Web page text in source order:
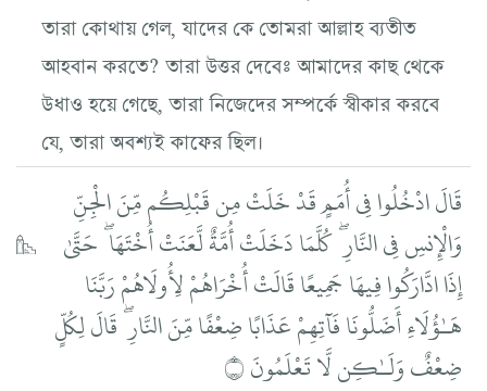
তারা কোথায় গেল, যাদের কে তোমরা আল্লাহ ব্যতীত
আহবান করতে? তারা উত্তর দেবেঃ আমাদের কাছ থেকে
উধাও হয়ে গেছে, তারা নিজেদের সম্পর্কে স্বীকার করবে
যে, তারা অবশ্যই কাফের ছিল।
قَالَ ادْخُلُوا فِي أُمَمٍ قَدْ خَلَتْ مِن قَبْلِكُم مِّنَ الْجِنِّ
وَالْإِنسِ فِي النَّارِ ۖ كُلَّمَا دَخَلَتْ أُمَّةٌ لَّعَنَتْ أُخْتَهَا ۖ حَتَّىٰ
إِذَا ادَّارَكُوا فِيهَا جَمِيعًا قَالَتْ أُخْرَاهُمْ لِأُولَاهُمْ رَبَّنَا
هَـٰؤُلَاءِ أَضَلُّونَا فَآتِهِمْ عَذَابًا ضِعْفًا مِّنَ النَّارِ ۖ قَالَ لِكُلٍّ
ضِعْفٌ وَلَـٰكِن لَّا تَعْلَمُونَ ۝